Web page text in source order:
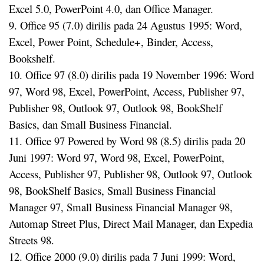
Excel 5.0, PowerPoint 4.0, dan Office Manager.
9. Office 95 (7.0) dirilis pada 24 Agustus 1995: Word,
Excel, Power Point, Schedule+, Binder, Access,
Bookshelf.
10. Office 97 (8.0) dirilis pada 19 November 1996: Word
97, Word 98, Excel, PowerPoint, Access, Publisher 97,
Publisher 98, Outlook 97, Outlook 98, BookShelf
Basics, dan Small Business Financial.
11. Office 97 Powered by Word 98 (8.5) dirilis pada 20
Juni 1997: Word 97, Word 98, Excel, PowerPoint,
Access, Publisher 97, Publisher 98, Outlook 97, Outlook
98, BookShelf Basics, Small Business Financial
Manager 97, Small Business Financial Manager 98,
Automap Street Plus, Direct Mail Manager, dan Expedia
Streets 98.
12. Office 2000 (9.0) dirilis pada 7 Juni 1999: Word,